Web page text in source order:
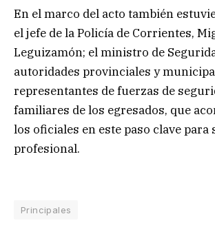
En el marco del acto también
el jefe de la Policía de Corrientes,
Leguizamón; el ministro de
autoridades provinciales y
representantes de fuerzas de
familiares de los egresados, que
los oficiales en este paso clave para
profesional.
Principales